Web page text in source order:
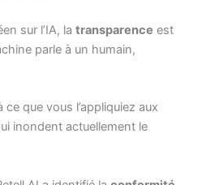
sur l’IA, latransparence est
parle à un humain,
ce que vous l’appliquiez aux
inondent actuellement le